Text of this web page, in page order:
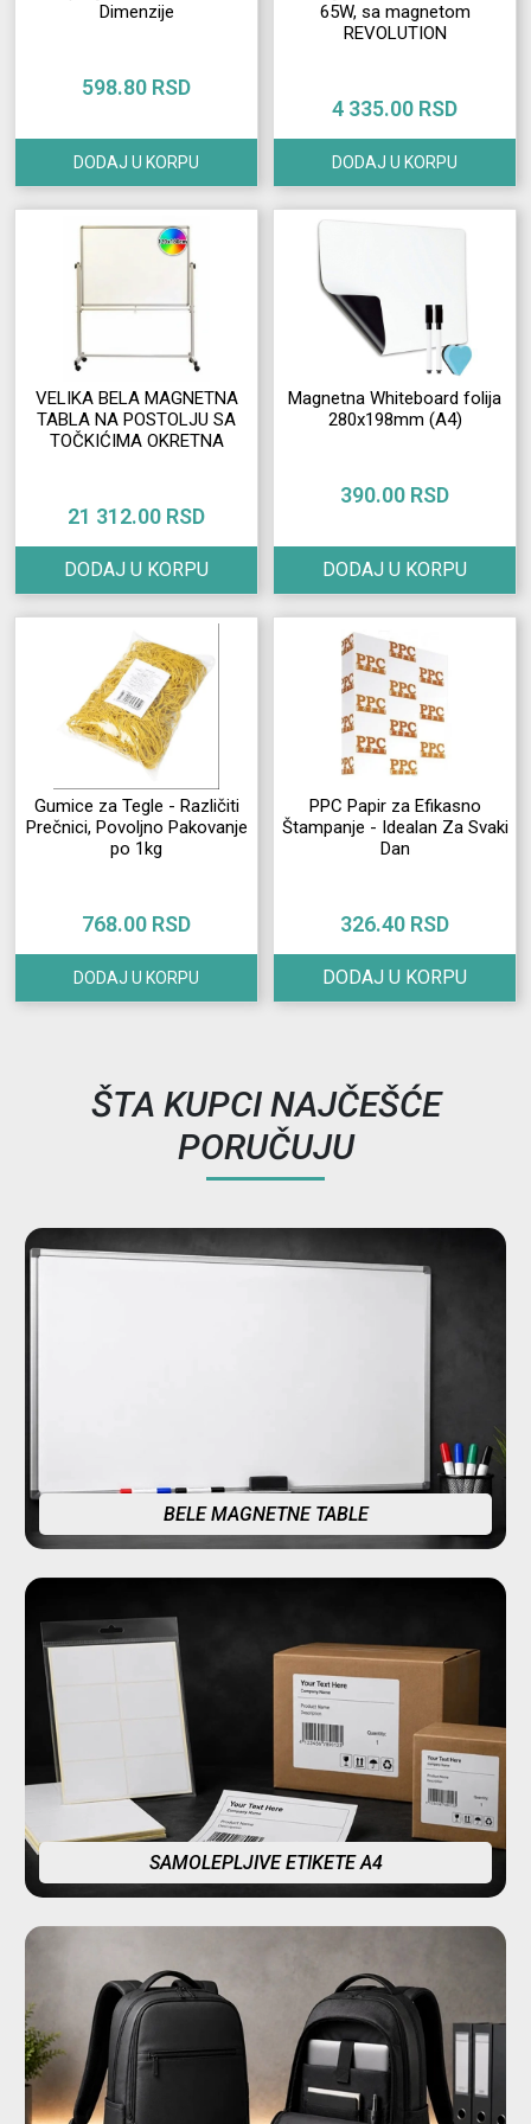
Izdvajamo
Prijava
Registracija
korisnika
Dimenzije
598.80 RSD
DODAJ U KORPU
65W, sa magnetom
REVOLUTION
4 335.00 RSD
DODAJ U KORPU
VELIKA BELA MAGNETNA
TABLA NA POSTOLJU SA
TOČKIĆIMA OKRETNA
21 312.00 RSD
DODAJ U KORPU
Magnetna Whiteboard folija
280x198mm (A4)
390.00 RSD
DODAJ U KORPU
Gumice za Tegle - Različiti
Prečnici, Povoljno Pakovanje
po 1kg
768.00 RSD
DODAJ U KORPU
PPC Papir za Efikasno
Štampanje - Idealan Za Svaki
Dan
326.40 RSD
DODAJ U KORPU
ŠTA KUPCI NAJČEŠĆE
PORUČUJU
BELE MAGNETNE TABLE
SAMOLEPLJIVE ETIKETE A4